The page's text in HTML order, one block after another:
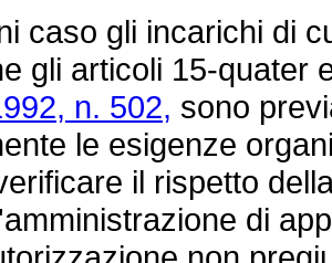
gli incarichi di
gli articoli 15-quater
n. 502, sono
le esigenze
il rispetto
di